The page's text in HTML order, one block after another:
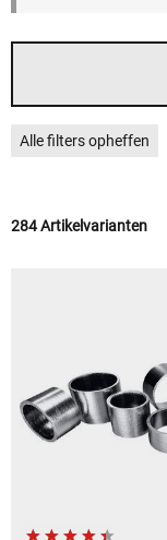
Alle filters opheffen
284 Artikelvarianten